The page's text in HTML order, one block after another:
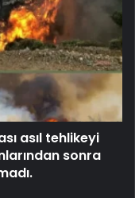
asıl tehlikeyi
sonra